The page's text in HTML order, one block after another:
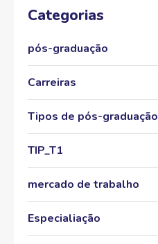
Categorias
pós-graduação
Carreiras
Tipos de pós-graduação
TIP_T1
mercado de trabalho
Especialiação